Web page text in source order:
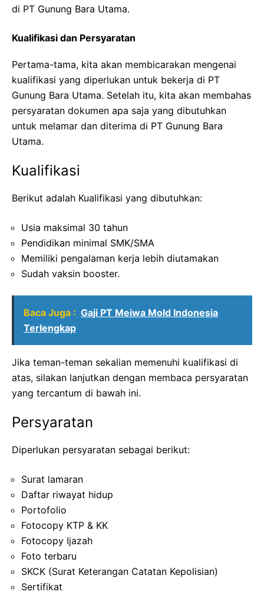
di PT Gunung Bara Utama.
Kualifikasi dan Persyaratan
Pertama-tama, kita akan membicarakan mengenai
kualifikasi yang diperlukan untuk bekerja di PT
Gunung Bara Utama. Setelah itu, kita akan membahas
persyaratan dokumen apa saja yang dibutuhkan
untuk melamar dan diterima di PT Gunung Bara
Utama.
Kualifikasi
Berikut adalah Kualifikasi yang dibutuhkan:
Usia maksimal 30 tahun
Pendidikan minimal SMK/SMA
Memiliki pengalaman kerja lebih diutamakan
Sudah vaksin booster.
Baca Juga : Gaji PT Meiwa Mold Indonesia
Terlengkap
Jika teman-teman sekalian memenuhi kualifikasi di
atas, silakan lanjutkan dengan membaca persyaratan
yang tercantum di bawah ini.
Persyaratan
Diperlukan persyaratan sebagai berikut:
Surat lamaran
Daftar riwayat hidup
Portofolio
Fotocopy KTP & KK
Fotocopy Ijazah
Foto terbaru
SKCK (Surat Keterangan Catatan Kepolisian)
Sertifikat